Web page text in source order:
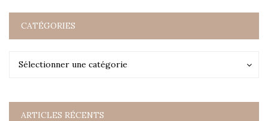
CATÉGORIES
Sélectionner une catégorie
Catégories
ARTICLES RÉCENTS